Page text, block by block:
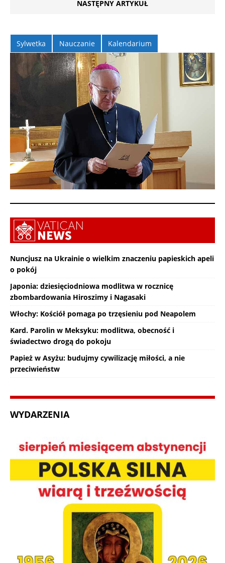
NASTĘPNY ARTYKUŁ
Sylwetka Nauczanie Kalendarium
Nuncjusz na Ukrainie o wielkim znaczeniu papieskich apeli
o pokój
Japonia: dziesięciodniowa modlitwa w rocznicę
zbombardowania Hiroszimy i Nagasaki
Włochy: Kościół pomaga po trzęsieniu pod Neapolem
Kard. Parolin w Meksyku: modlitwa, obecność i
świadectwo drogą do pokoju
Papież w Asyżu: budujmy cywilizację miłości, a nie
przeciwieństw
WYDARZENIA